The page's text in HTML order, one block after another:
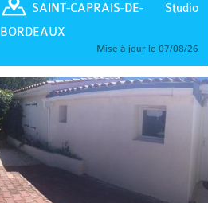
Studio
SAINT-CAPRAIS-DE-
BORDEAUX
Mise à jour le 07/08/26